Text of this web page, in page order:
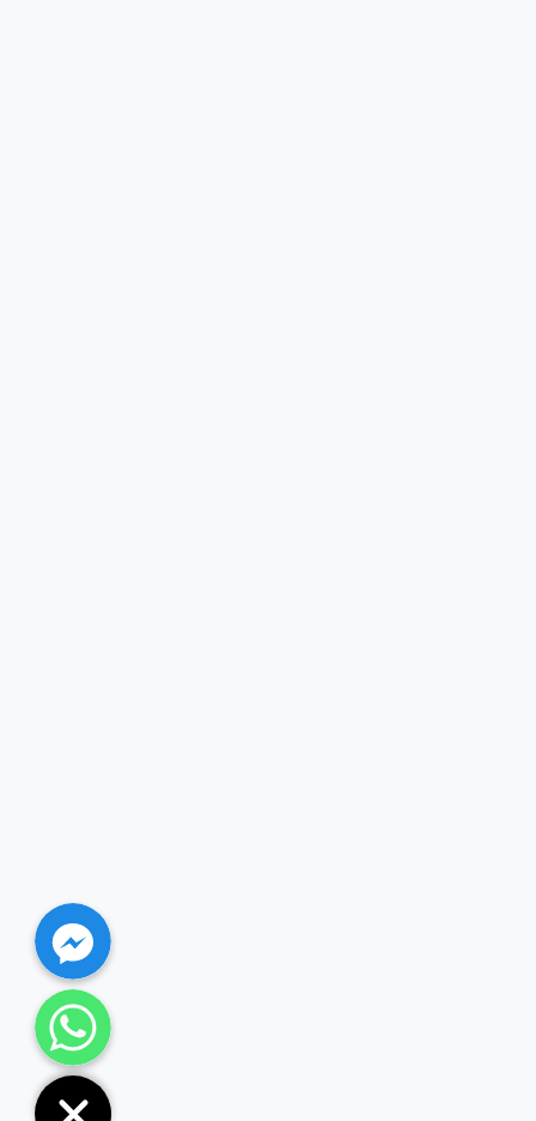
Facebook Messenger
WhatsApp